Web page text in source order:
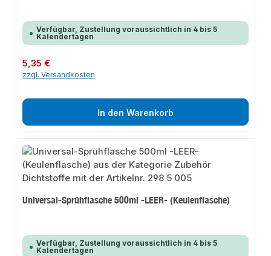
Verfügbar, Zustellung voraussichtlich in 4 bis 5
Kalendertagen
Regulärer Preis:
5,35 €
zzgl. Versandkosten
In den Warenkorb
Universal-Sprühflasche 500ml -LEER- (Keulenflasche)
Verfügbar, Zustellung voraussichtlich in 4 bis 5
Kalendertagen